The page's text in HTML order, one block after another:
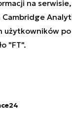
na
użytkowników
"FT".